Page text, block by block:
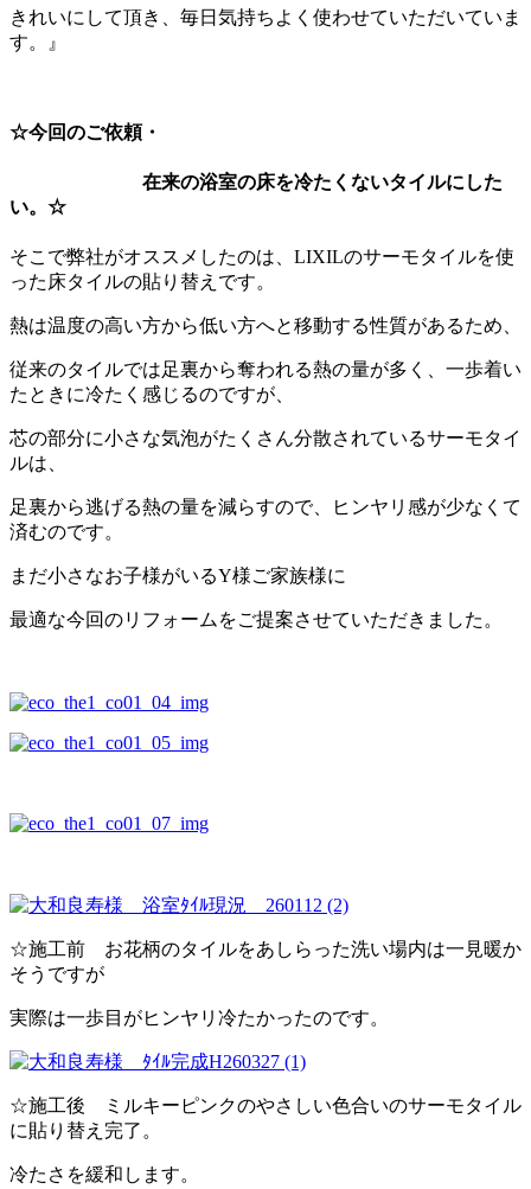
きれいにして頂き、毎日気持ちよく使わせていただいていま
す。』
☆今回のご依頼・
在来の浴室の床を冷たくないタイルにした
い。☆
そこで弊社がオススメしたのは、LIXILのサーモタイルを使
った床タイルの貼り替えです。
熱は温度の高い方から低い方へと移動する性質があるため、
従来のタイルでは足裏から奪われる熱の量が多く、一歩着い
たときに冷たく感じるのですが、
芯の部分に小さな気泡がたくさん分散されているサーモタイ
ルは、
足裏から逃げる熱の量を減らすので、ヒンヤリ感が少なくて
済むのです。
まだ小さなお子様がいるY様ご家族様に
最適な今回のリフォームをご提案させていただきました。
☆施工前 お花柄のタイルをあしらった洗い場内は一見暖か
そうですが
実際は一歩目がヒンヤリ冷たかったのです。
☆施工後 ミルキーピンクのやさしい色合いのサーモタイル
に貼り替え完了。
冷たさを緩和します。